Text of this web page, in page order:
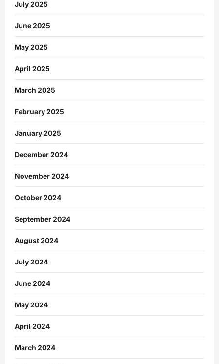
July 2025
June 2025
May 2025
April 2025
March 2025
February 2025
January 2025
December 2024
November 2024
October 2024
September 2024
August 2024
July 2024
June 2024
May 2024
April 2024
March 2024